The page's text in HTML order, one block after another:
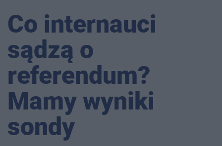
Co internauci
sądzą o
referendum?
Mamy wyniki
sondy